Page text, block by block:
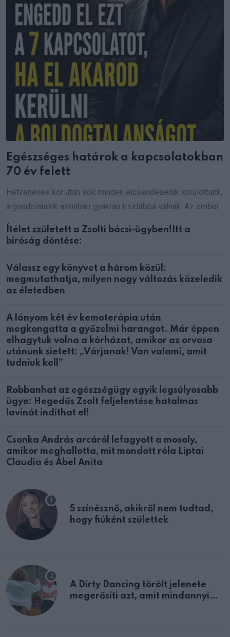
Egészséges határok a kapcsolatokban
70 év felett
Hetvenéves kor után sok minden elcsendesedik körülöttünk,
a gondolataink azonban gyakran tisztábbá válnak. Az ember
Ítélet született a Zsolti bácsi-ügyben!Itt a
bíróság döntése:
Válassz egy könyvet a három közül:
megmutathatja, milyen nagy változás közeledik
az életedben
A lányom két év kemoterápia után
megkongatta a győzelmi harangot. Már éppen
elhagytuk volna a kórházat, amikor az orvosa
utánunk sietett: „Várjanak! Van valami, amit
tudniuk kell”
Robbanhat az egészségügy egyik legsúlyosabb
ügye: Hegedűs Zsolt feljelentése hatalmas
lavinát indíthat el!
Csonka András arcáról lefagyott a mosoly,
amikor meghallotta, mit mondott róla Liptai
Claudia és Ábel Anita
5 színésznő, akikről nem tudtad,
hogy fiúként születtek
A Dirty Dancing törölt jelenete
megerősíti azt, amit mindannyian